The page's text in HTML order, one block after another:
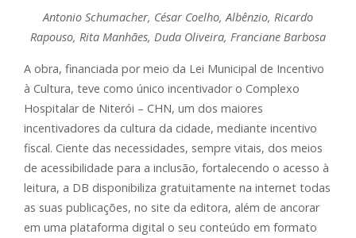
Antonio Schumacher, César Coelho, Albênzio, Ricardo
Rapouso, Rita Manhães, Duda Oliveira, Franciane Barbosa
A obra, financiada por meio da Lei Municipal de Incentivo
à Cultura, teve como único incentivador o Complexo
Hospitalar de Niterói – CHN, um dos maiores
incentivadores da cultura da cidade, mediante incentivo
fiscal. Ciente das necessidades, sempre vitais, dos meios
de acessibilidade para a inclusão, fortalecendo o acesso à
leitura, a DB disponibiliza gratuitamente na internet todas
as suas publicações, no site da editora, além de ancorar
em uma plataforma digital o seu conteúdo em formato